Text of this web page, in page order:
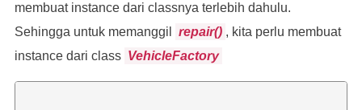
}
membuat instance dari classnya terlebih dahulu.
Sehingga untuk memanggil
repair() , kita perlu membuat
instance dari class VehicleFactory